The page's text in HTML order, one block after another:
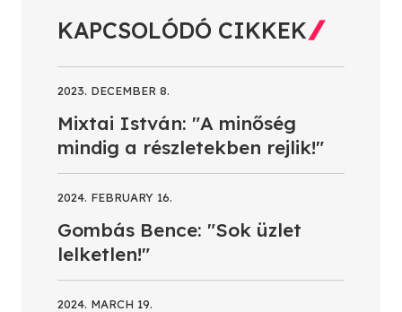
KAPCSOLÓDÓ CIKKEK
2023. DECEMBER 8.
Mixtai István: "A minőség
mindig a részletekben rejlik!"
2024. FEBRUARY 16.
Gombás Bence: "Sok üzlet
lelketlen!"
2024. MARCH 19.